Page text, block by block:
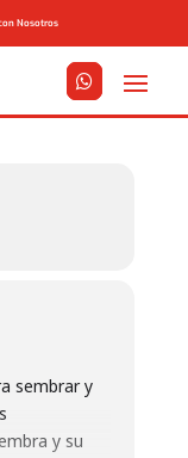
Nosotros



sembrar y
y su